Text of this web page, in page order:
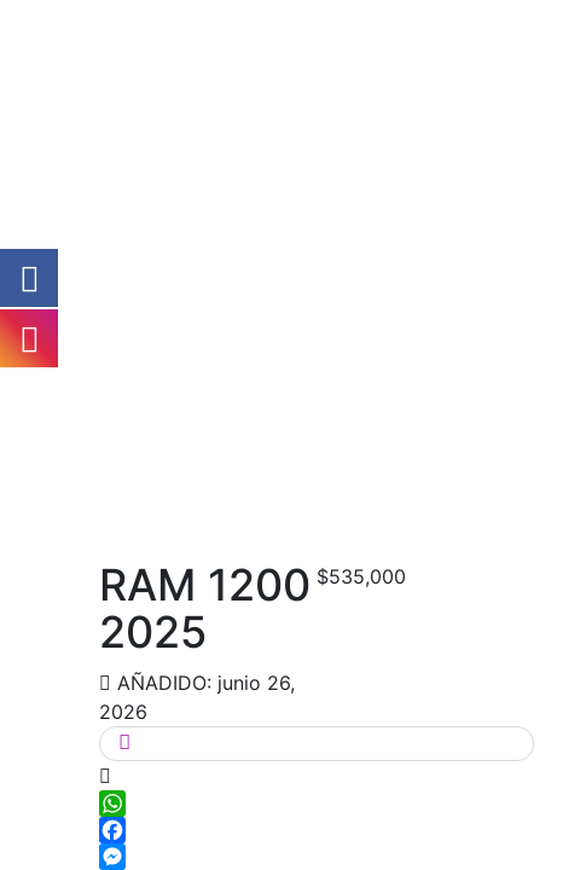
RAM 1200
2025
AÑADIDO: junio 26,
2026
$535,000
WhatsApp
Facebook